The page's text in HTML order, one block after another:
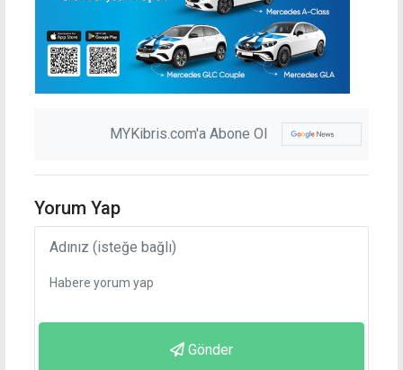
MYKibris.com'a Abone Ol
Yorum Yap
Gönder